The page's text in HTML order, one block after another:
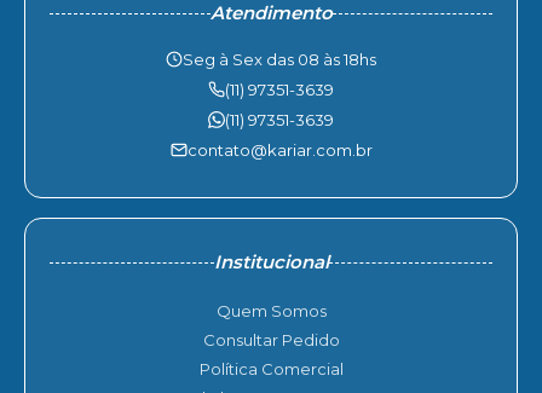
Atendimento
Seg à Sex das 08 às 18hs
(11) 97351-3639
(11) 97351-3639
contato@kariar.com.br
Institucional
Quem Somos
Consultar Pedido
Política Comercial